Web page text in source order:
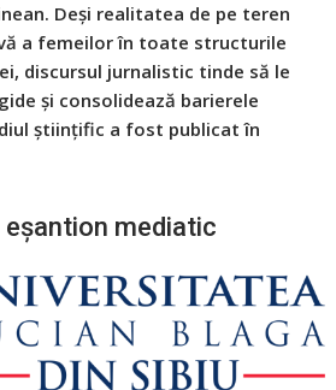
Deși realitatea de pe teren
a femeilor în toate structurile
discursul jurnalistic tinde să le
și consolidează barierele
științific a fost publicat în
mediatic